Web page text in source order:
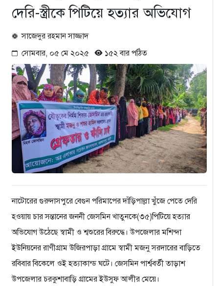
দেরি-স্ত্রীকে পিটিয়ে হত্যার অভিযোগ
সাজেদুর রহমান সাজ্জাদ
সোমবার, ০৫ মে ২০২৫
১৫২ বার পঠিত
নাটোরের গুরুদাসপুরে বেগুন পরিমাপের দাঁড়িপাল্লা খুঁজে পেতে দেরি
হওয়ায় চার সন্তানের জননী জেসমিন খাতুনকে(৩৫)পিটিয়ে হত্যার
অভিযোগ উঠেছে স্বামী ও শ্বশুরের বিরুদ্ধে। উপজেলার মশিন্দা
ইউনিয়নের রাণীগ্রাম উজিরপাড়া গ্রামে স্বামী মজনু সরদারের বাড়িতে
রবিবার বিকেলে ওই হত্যাকান্ড ঘটে। জেসমিন পার্শ্ববর্তী তাড়াশ
উপজেলার চরকুশাবাড়ি গ্রামের ইউসুফ আলীর মেয়ে।